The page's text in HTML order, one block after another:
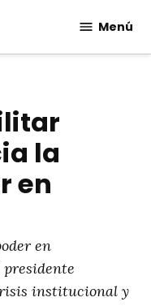
Menú
la
en
en
institucional y